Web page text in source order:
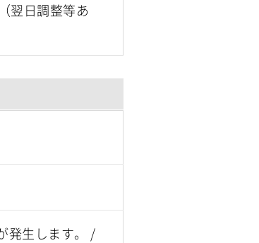
翌日調整等あ
生します。 /